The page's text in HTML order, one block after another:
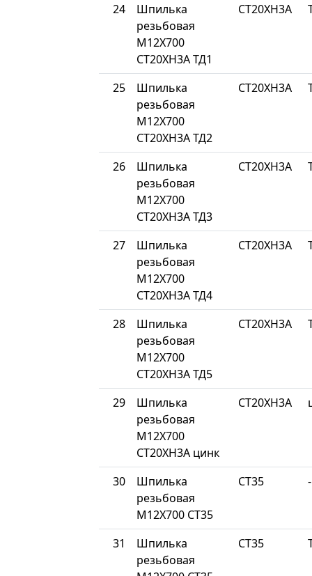
24
Шпилька
резьбовая
М12Х700
СТ20ХН3А ТД1
СТ20ХН3А
25
Шпилька
резьбовая
М12Х700
СТ20ХН3А ТД2
СТ20ХН3А
26
Шпилька
резьбовая
М12Х700
СТ20ХН3А ТД3
СТ20ХН3А
27
Шпилька
резьбовая
М12Х700
СТ20ХН3А ТД4
СТ20ХН3А
28
Шпилька
резьбовая
М12Х700
СТ20ХН3А ТД5
СТ20ХН3А
29
Шпилька
резьбовая
М12Х700
СТ20ХН3А цинк
СТ20ХН3А
30
Шпилька
резьбовая
М12Х700 СТ35
СТ35 -
31
Шпилька
резьбовая
СТ35